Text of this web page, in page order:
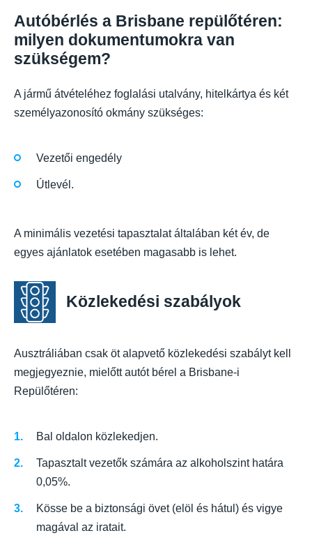
Autóbérlés a Brisbane repülőtéren:
milyen dokumentumokra van
szükségem?
A jármű átvételéhez foglalási utalvány, hitelkártya és két
személyazonosító okmány szükséges:
Vezetői engedély
Útlevél.
A minimális vezetési tapasztalat általában két év, de
egyes ajánlatok esetében magasabb is lehet.
Közlekedési szabályok
Ausztráliában csak öt alapvető közlekedési szabályt kell
megjegyeznie, mielőtt autót bérel a Brisbane-i
Repülőtéren:
Bal oldalon közlekedjen.
Tapasztalt vezetők számára az alkoholszint határa
0,05%.
Kösse be a biztonsági övet (elöl és hátul) és vigye
magával az iratait.